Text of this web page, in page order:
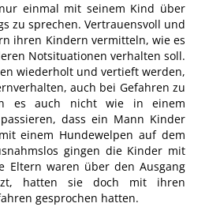
einmal mit seinem Kind über
zu sprechen. Vertrauensvoll und
ihren Kindern vermitteln, wie es
Notsituationen verhalten soll.
wiederholt und vertieft werden,
auch bei Gefahren zu
es auch nicht wie in einem
dass ein Mann Kinder
einem Hundewelpen auf dem
gingen die Kinder mit
Eltern waren über den Ausgang
hatten sie doch mit ihren
gesprochen hatten.